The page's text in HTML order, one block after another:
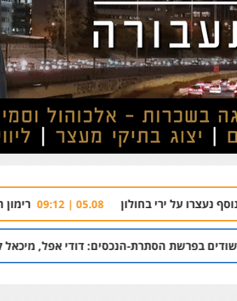
בחולון 05.08 | 09:12 רימון התפוצץ בהרצליה
הנכסים: דודי אפל, מיכאל קליינר והאחים